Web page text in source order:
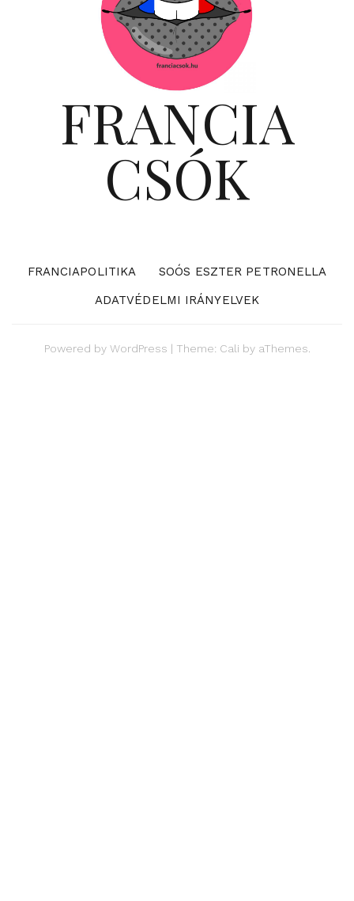
FRANCIA
CSÓK
FRANCIAPOLITIKA
SOÓS ESZTER PETRONELLA
ADATVÉDELMI IRÁNYELVEK
Powered by WordPress | Theme: Cali by aThemes.